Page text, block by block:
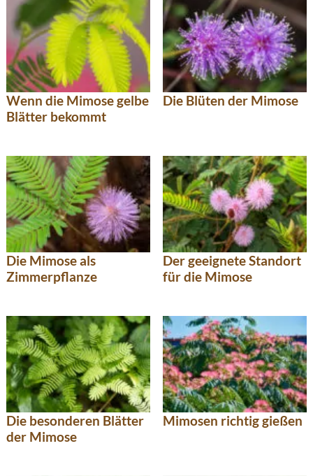
Wenn die Mimose gelbe
Blätter bekommt
Die Blüten der Mimose
Die Mimose als
Zimmerpflanze
Der geeignete Standort
für die Mimose
Die besonderen Blätter
der Mimose
Mimosen richtig gießen